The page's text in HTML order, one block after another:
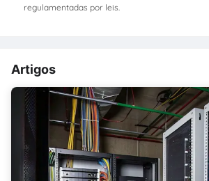
regulamentadas por leis.
Artigos